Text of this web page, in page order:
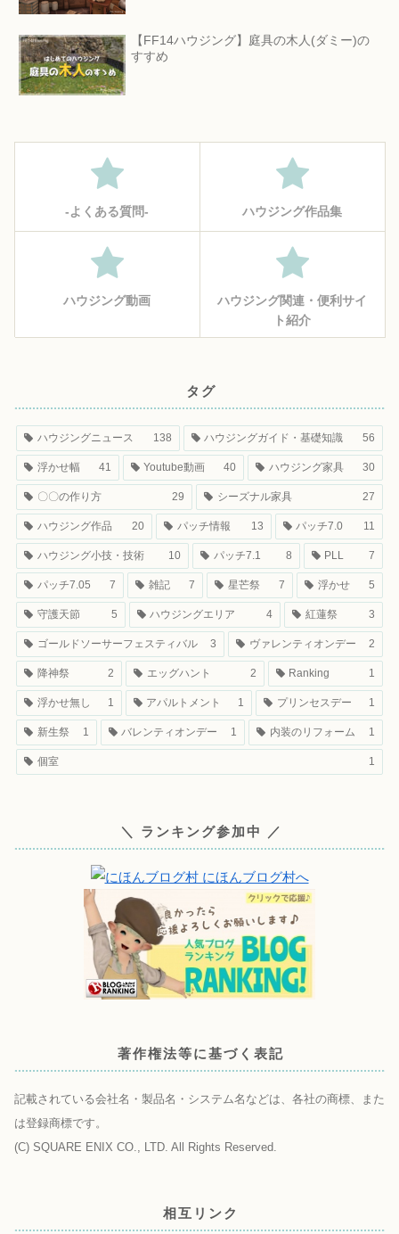
【FF14ハウジング】庭具の木人(ダミー)の
すすめ
‐よくある質問‐ ハウジング作品集
ハウジング動画
ハウジング関連・便利サイ
ト紹介
タグ
ハウジングニュース 138 ハウジングガイド・基礎知識 56
浮かせ幅 41 Youtube動画 40 ハウジング家具 30
〇〇の作り方 29 シーズナル家具 27
ハウジング作品 20 パッチ情報 13 パッチ7.0 11
ハウジング小技・技術 10 パッチ7.1 8 PLL 7
パッチ7.05 7 雑記 7 星芒祭 7 浮かせ 5
守護天節 5 ハウジングエリア 4 紅蓮祭 3
ゴールドソーサーフェスティバル 3 ヴァレンティオンデー 2
降神祭 2 エッグハント 2 Ranking 1
浮かせ無し 1 アパルトメント 1 プリンセスデー 1
新生祭 1 バレンティオンデー 1 内装のリフォーム 1
個室 1
＼ ランキング参加中 ／
著作権法等に基づく表記
記載されている会社名・製品名・システム名などは、各社の商標、また
は登録商標です。
(C) SQUARE ENIX CO., LTD. All Rights Reserved.
相互リンク